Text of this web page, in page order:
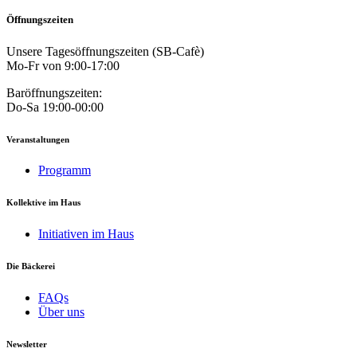
Öffnungszeiten
Unsere Tagesöffnungszeiten (SB-Cafè)
Mo-Fr von 9:00-17:00
Baröffnungszeiten:
Do-Sa 19:00-00:00
Veranstaltungen
Programm
Kollektive im Haus
Initiativen im Haus
Die Bäckerei
FAQs
Über uns
Newsletter